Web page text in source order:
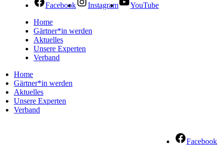
Facebook Instagram
YouTube
Home
Gärtner*in werden
Aktuelles
Unsere Experten
Verband
Home
Gärtner*in werden
Aktuelles
Unsere Experten
Verband
Facebook